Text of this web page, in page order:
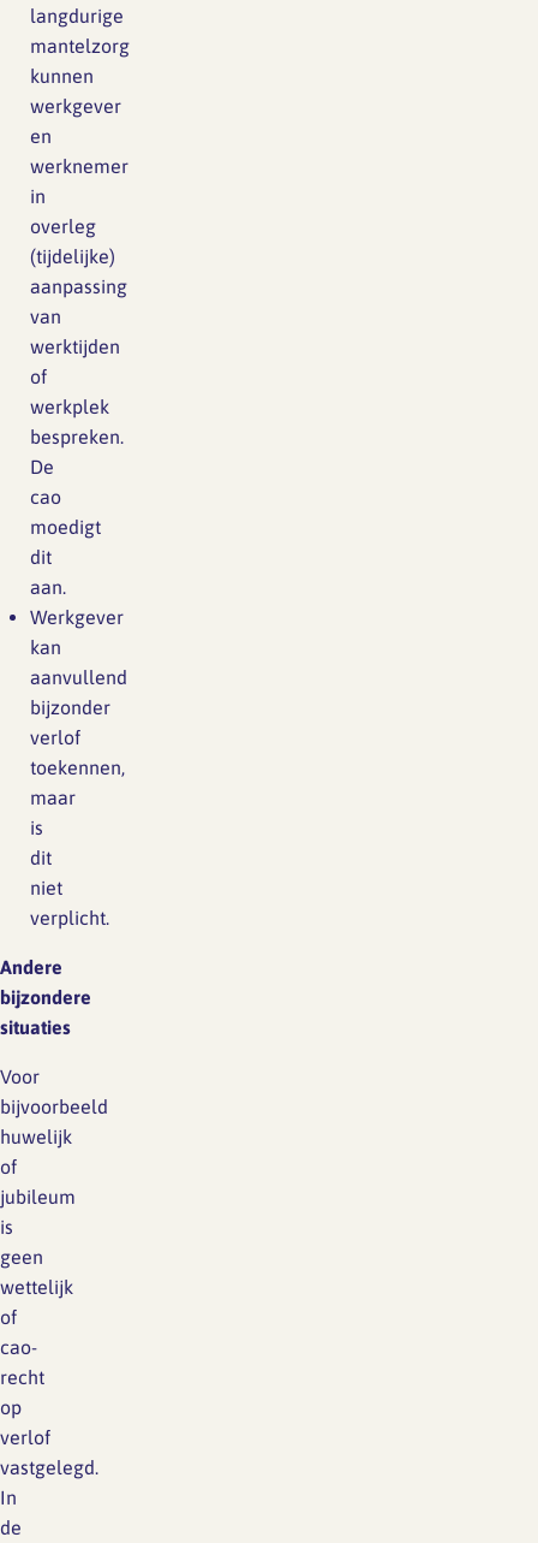
langdurige
mantelzorg
kunnen
werkgever
en
werknemer
in
overleg
(tijdelijke)
aanpassing
van
werktijden
of
werkplek
bespreken.
De
cao
moedigt
dit
aan.
Werkgever
kan
aanvullend
bijzonder
verlof
toekennen,
maar
is
dit
niet
verplicht.
Andere
bijzondere
situaties
Voor
bijvoorbeeld
huwelijk
of
jubileum
is
geen
wettelijk
of
cao-
recht
op
verlof
vastgelegd.
In
de